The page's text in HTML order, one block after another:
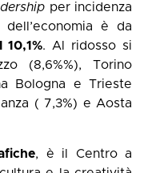
per incidenza
è da
10,1%. Al ridosso si
(8,6%%), Torino
Bologna e Trieste
( 7,3%) e Aosta
, è il Centro a